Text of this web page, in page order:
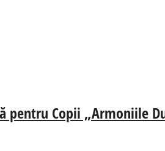
pentru Copii „Armoniile